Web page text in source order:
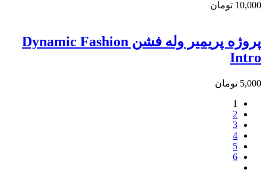
10,000 تومان
پروژه پریمیر وله فشن Dynamic Fashion
Intro
5,000 تومان
1
2
3
4
5
6